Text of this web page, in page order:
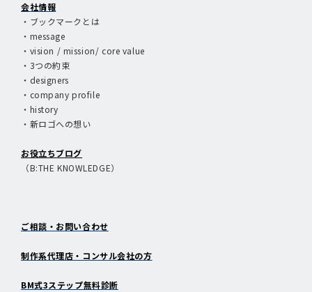
会社情報
・ブックマークとは
・message
・vision / mission/ core value
・3つの約束
・designers
・company profile
・history
・新ロゴへの想い
お役立ちブログ
（B:THE KNOWLEDGE）
ご相談・お問い合わせ
制作系代理店・コンサル会社の方
BM式3ステップ無料診断